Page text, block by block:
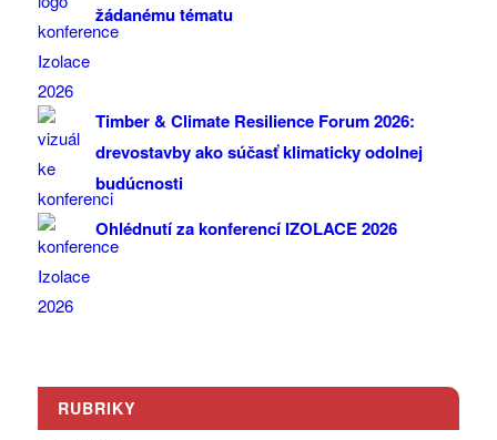
žádanému tématu
Timber & Climate Resilience Forum 2026:
drevostavby ako súčasť klimaticky odolnej
budúcnosti
Ohlédnutí za konferencí IZOLACE 2026
RUBRIKY